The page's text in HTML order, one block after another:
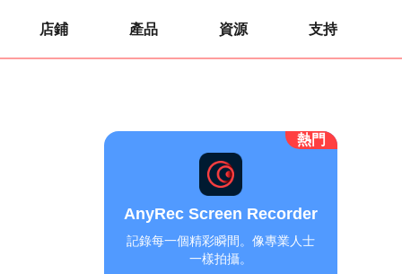
店鋪 產品 資源 支持
熱門
AnyRec Screen Recorder
記錄每一個精彩瞬間。像專業人士
一樣拍攝。